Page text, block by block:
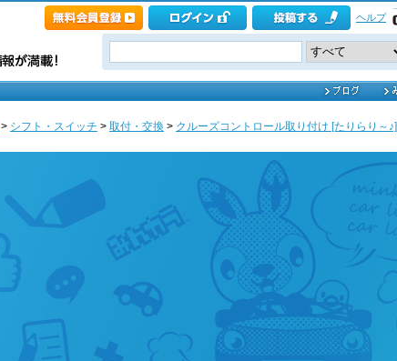
ヘルプ
> シフト・スイッチ > 取付・交換 > クルーズコントロール取り付け [たりらり～♪]